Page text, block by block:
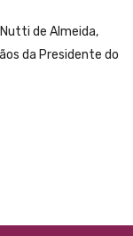
de Almeida,
da Presidente do